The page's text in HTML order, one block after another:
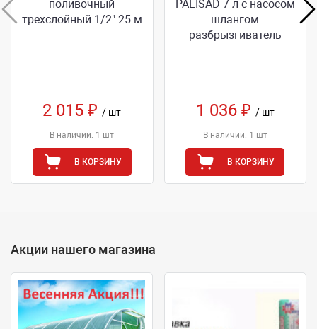
поливочный
трехслойный 1/2" 25 м
2 015 ₽/ шт
В наличии: 1 шт
В КОРЗИНУ
PALISAD 7 л с насосом
шлангом
разбрызгиватель
1 036 ₽ / шт
В наличии: 1 шт
В КОРЗИНУ
Акции нашего магазина